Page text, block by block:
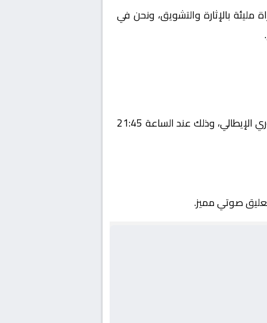
مليئة بالإثارة والتشويق، ونحن في
يستضيف اليوم 2026-01-07 لقاءً مرتقبًا يجمع بين تورينو و أودينيزي ضمن منافسات بطولة إيطاليا, الدوري الإيطالي، وذلك عند الساعة 21:45
صوتي مميز.